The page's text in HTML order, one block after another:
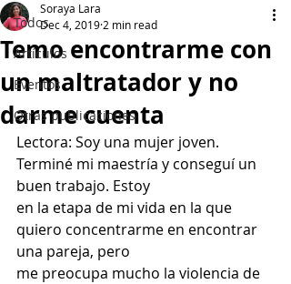
Todos
Artículos
Eventos
Otras publicaciones
Temo encontrarme con
un maltratador y no
darme cuenta
Soraya Lara
Dec 4, 2019 2 min read
Lectora: Soy una mujer joven.
Terminé mi maestría y conseguí un
buen trabajo. Estoy
en la etapa de mi vida en la que
quiero concentrarme en encontrar
una pareja, pero
me preocupa mucho la violencia de